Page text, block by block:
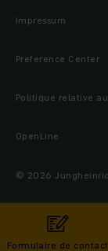
Formulaire de contact
Impressum
Preference Center
Politique relative
OpenLine
© 2026